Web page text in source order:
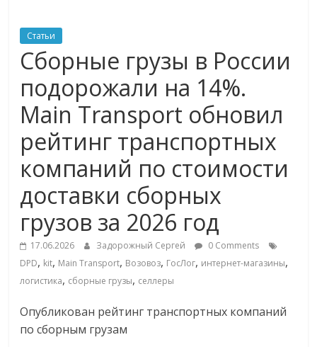
ритейле,
логистике,
технологиях,
соцсетях
Портал
онлайн-
торговле,
сервисах
для
ритейле,
логистике,
Статьи
Сборные грузы в России
подорожали на 14%.
Main Transport обновил
рейтинг транспортных
компаний по стоимости
доставки сборных
грузов за 2026 год
17.06.2026 Задорожный Сергей
0 Comments
DPD, kit, Main Transport, Возовоз, ГосЛог, интернет-магазины,
логистика, сборные грузы, селлеры
Опубликован рейтинг транспортных компаний
по сборным грузам